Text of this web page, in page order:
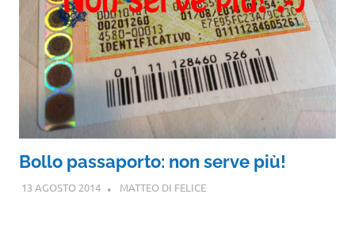
Bollo passaporto: non serve più!
13 AGOSTO 2014 MATTEO DI FELICE